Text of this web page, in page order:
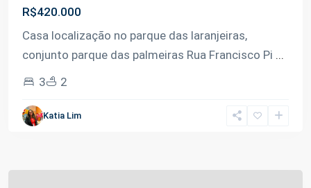
R$420.000
Casa localização no parque das laranjeiras,
conjunto parque das palmeiras Rua Francisco Pi ...
3
2
Katia Lim